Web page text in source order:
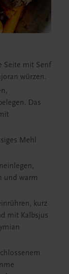
Seite mit Senf
würzen.
Das
Mehl
und warm
kurz
mit Kalbsjus